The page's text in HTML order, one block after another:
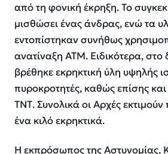
από τη φονική έκρηξη. Το
μισθώσει ένας άνδρας, ενώ τα
εντοπίστηκαν συνήθως
ανατίναξη ΑΤΜ. Ειδικότερα, στο
βρέθηκε εκρηκτική ύλη υψηλής
πυροκροτητές, καθώς επίσης
ΤΝΤ. Συνολικά οι Αρχές εκτιμούν
ένα κιλό εκρηκτικά.
Η εκπρόσωπος της Αστυνομίας,